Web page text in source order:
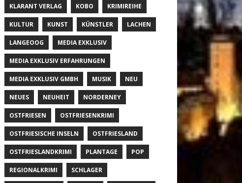
KLARANT VERLAG KOBO KRIMIREIHE
KULTUR KUNST KÜNSTLER LACHEN
LANGEOOG MEDIA EXKLUSIV
MEDIA EXKLUSIV ERFAHRUNGEN
MEDIA EXKLUSIV GMBH MUSIK NEU
NEUES NEUHEIT NORDERNEY
OSTFRIESEN OSTFRIESENKRIMI
OSTFRIESISCHE INSELN OSTFRIESLAND
OSTFRIESLANDKRIMI PLANTAGE POP
REGIONALKRIMI SCHLAGER